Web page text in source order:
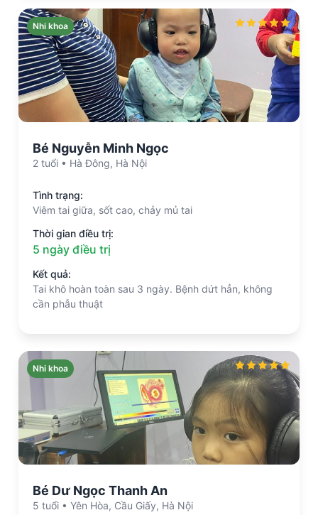
Nhi khoa
Bé Nguyễn Minh Ngọc
2 tuổi • Hà Đông, Hà Nội
Tình trạng:
Viêm tai giữa, sốt cao, chảy mủ tai
Thời gian điều trị:
5 ngày điều trị
Kết quả:
Tai khô hoàn toàn sau 3 ngày. Bệnh dứt hẳn, không
cần phẫu thuật
Nhi khoa
Bé Dư Ngọc Thanh An
5 tuổi • Yên Hòa, Cầu Giấy, Hà Nội